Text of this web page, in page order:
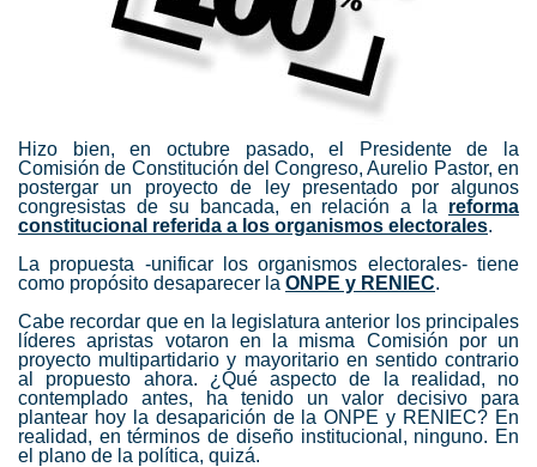
Hizo bien, en octubre pasado, el Presidente de la
Comisión de Constitución del Congreso, Aurelio Pastor, en
postergar un proyecto de ley presentado por algunos
congresistas de su bancada, en relación a la reforma
constitucional referida a los organismos electorales.
La propuesta -unificar los organismos electorales- tiene
como propósito desaparecer la ONPE y RENIEC.
Cabe recordar que en la legislatura anterior los principales
líderes apristas votaron en la misma Comisión por un
proyecto multipartidario y mayoritario en sentido contrario
al propuesto ahora. ¿Qué aspecto de la realidad, no
contemplado antes, ha tenido un valor decisivo para
plantear hoy la desaparición de la ONPE y RENIEC? En
realidad, en términos de diseño institucional, ninguno. En
el plano de la política, quizá.